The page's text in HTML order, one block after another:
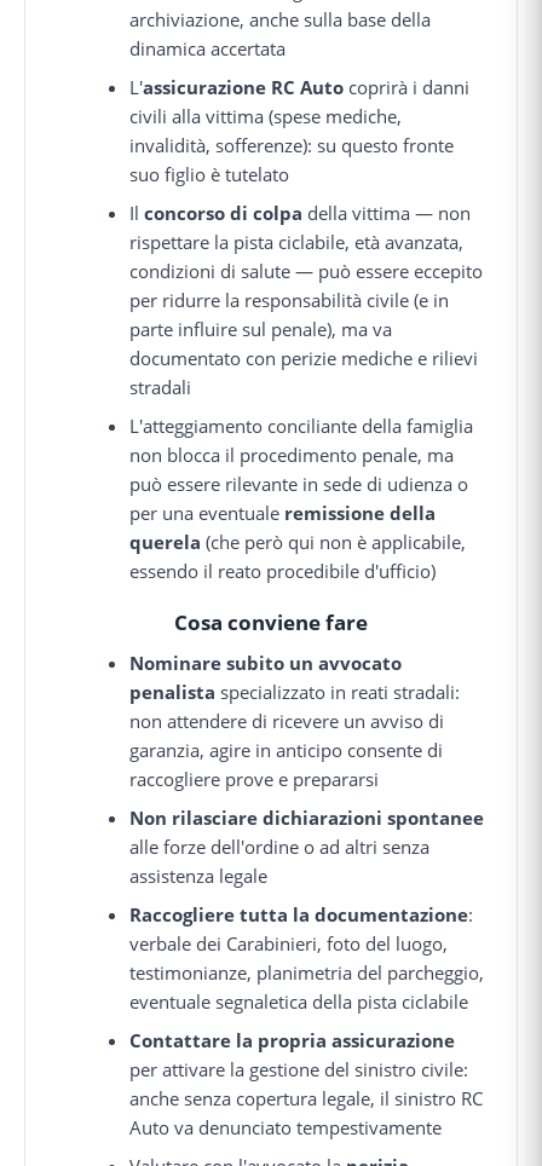
archiviazione, anche sulla base della
dinamica accertata
L'assicurazione RC Auto coprirà i danni
civili alla vittima (spese mediche,
invalidità, sofferenze): su questo fronte
suo figlio è tutelato
Ilconcorso di colpa della vittima — non
rispettare la pista ciclabile, età avanzata,
condizioni di salute — può essere eccepito
per ridurre la responsabilità civile (e in
parte influire sul penale), ma va
documentato con perizie mediche e rilievi
stradali
L'atteggiamento conciliante della famiglia
non blocca il procedimento penale, ma
può essere rilevante in sede di udienza o
per una eventuale remissione della
querela (che però qui non è applicabile,
essendo il reato procedibile d'ufficio)
Cosa conviene fare
Nominare subito un avvocato
penalista specializzato in reati stradali:
non attendere di ricevere un avviso di
garanzia, agire in anticipo consente di
raccogliere prove e prepararsi
Non rilasciare dichiarazioni spontanee
alle forze dell'ordine o ad altri senza
assistenza legale
Raccogliere tutta la documentazione:
verbale dei Carabinieri, foto del luogo,
testimonianze, planimetria del parcheggio,
eventuale segnaletica della pista ciclabile
Contattare la propria assicurazione
per attivare la gestione del sinistro civile:
anche senza copertura legale, il sinistro RC
Auto va denunciato tempestivamente